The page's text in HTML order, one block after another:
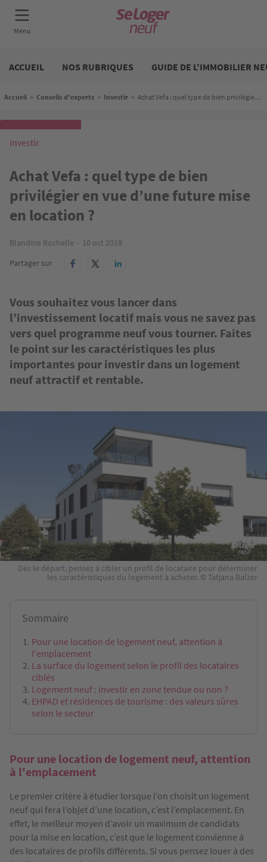
contenu
ACCUEIL
NOS RUBRIQUES GUIDE DE L'IMMOBILIER
Fil d'Ariane
Accueil > Conseils d'experts > Investir > Achat Vefa : quel type de bien privilégier en vue d’une future mise en location ?
Investir
Achat Vefa : quel type de bien
privilégier en vue d’une future mise
en location ?
Blandine Rochelle
10 oct 2019
Partager sur
Vous souhaitez vous lancer dans
l’investissement locatif mais vous ne savez pas
vers quel programme neuf vous tourner. Faites
le point sur les caractéristiques les plus
importantes pour investir dans un logement
neuf attractif et rentable.
Dès le départ, pensez à cibler un profil de locataire pour déterminer
les caractéristiques du logement à acheter. © Tatjana Balzer
Sommaire
Pour une location de logement neuf, attention à
l'emplacement
La surface du logement selon le profil des locataires
ciblés
Logement neuf : investir en zone tendue ou non ?
EHPAD et résidences de tourisme : des valeurs sûres
selon le secteur
Pour une location de logement neuf, attention
à l'emplacement
Le premier critère à étudier lorsque l’on choisit un logement
neuf qui fera l’objet d’une location, c’est l’emplacement. En
effet, le meilleur moyen d’avoir un maximum de candidats
pour la mise en location, c’est que le logement convienne à
des locataires de profils différents. Si vous pensez louer à des